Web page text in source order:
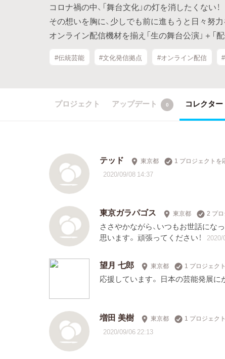
コロナ禍の中、「舞台文化」の灯を消したくない！
その想いを胸に、少しでも前に進もうと日々努
オンライン配信機材を揃え「生の舞台公演」＋「
#伝統芸能 #文化発信拠点 #オンライン配信
プロジェクト アップデート 0 コレクター
テッド 東京都 1 プロジェクトを
2020/09/08 14:37
東京ガラパゴス 東京都 2 プ
ささやかながら、いつもお世話にな
思います。 頑張ってください！
2020/
望月 七郎 東京都 1 プロジェク
応援しています。 日本の芸能発展に
増田 美樹 東京都 1 プロジェク
2020/09/06 22:13